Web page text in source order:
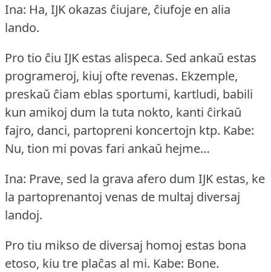
Ina: Ha, IJK okazas ĉiujare, ĉiufoje en alia
lando.
Pro tio ĉiu IJK estas alispeca. Sed ankaŭ estas
programeroj, kiuj ofte revenas. Ekzemple,
preskaŭ ĉiam eblas sportumi, kartludi, babili
kun amikoj dum la tuta nokto, kanti ĉirkaŭ
fajro, danci, partopreni koncertojn ktp. Kabe:
Nu, tion mi povas fari ankaŭ hejme…
Ina: Prave, sed la grava afero dum IJK estas, ke
la partoprenantoj venas de multaj diversaj
landoj.
Pro tiu mikso de diversaj homoj estas bona
etoso, kiu tre plaĉas al mi. Kabe: Bone.